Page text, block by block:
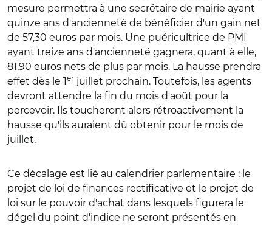
mesure permettra à une secrétaire de mairie ayant
quinze ans d'ancienneté de bénéficier d'un gain net
de 57,30 euros par mois. Une puéricultrice de PMI
ayant treize ans d'ancienneté gagnera, quant à elle,
81,90 euros nets de plus par mois. La hausse prendra
effet dès le 1er juillet prochain. Toutefois, les agents
devront attendre la fin du mois d'août pour la
percevoir. Ils toucheront alors rétroactivement la
hausse qu'ils auraient dû obtenir pour le mois de
juillet.
Ce décalage est lié au calendrier parlementaire : le
projet de loi de finances rectificative et le projet de
loi sur le pouvoir d'achat dans lesquels figurera le
dégel du point d'indice ne seront présentés en